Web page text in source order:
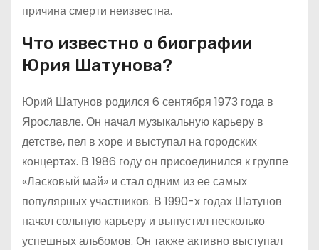
причина смерти неизвестна.
Что известно о биографии
Юрия Шатунова?
Юрий Шатунов родился 6 сентября 1973 года в
Ярославле. Он начал музыкальную карьеру в
детстве, пел в хоре и выступал на городских
концертах. В 1986 году он присоединился к группе
«Ласковый май» и стал одним из ее самых
популярных участников. В 1990-х годах Шатунов
начал сольную карьеру и выпустил несколько
успешных альбомов. Он также активно выступал